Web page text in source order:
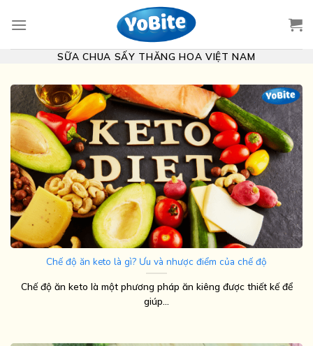
SỮA CHUA SẤY THĂNG HOA VIỆT NAM
Chế độ ăn keto là gì? Ưu và nhược điểm của chế độ
Chế độ ăn keto là một phương pháp ăn kiêng được thiết kế để
giúp...